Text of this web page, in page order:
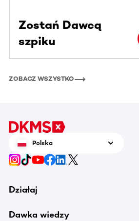
Zostań Dawcą
szpiku
ZOBACZ WSZYSTKO
Polska
Działaj
Dawka wiedzy